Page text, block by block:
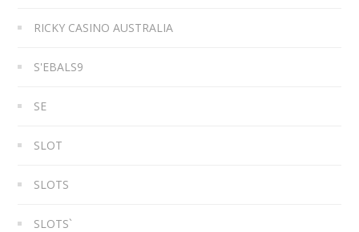
RICKY CASINO AUSTRALIA
S'EBALS9
SE
SLOT
SLOTS
SLOTS`